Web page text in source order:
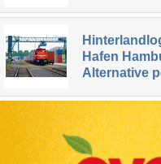
Hafen
Alternative